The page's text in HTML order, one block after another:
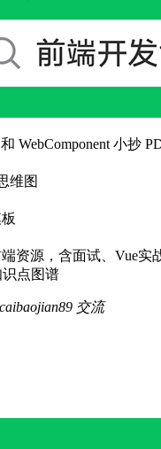
WebComponent 小抄
维图
资源，含面试、Vue实
识点图谱
交流